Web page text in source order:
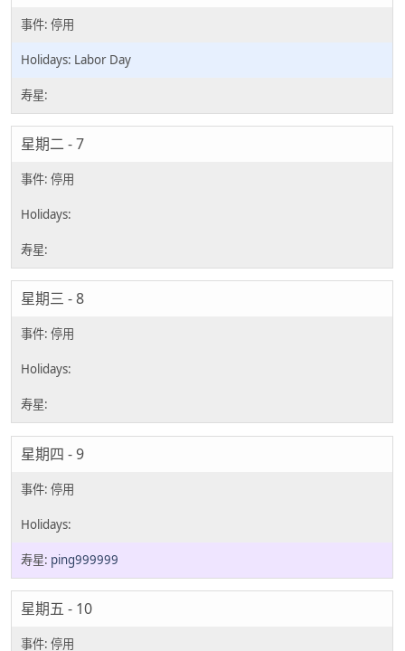
Labor Day
星期二 - 7
星期三 - 8
星期四 - 9
ping999999
星期五 - 10